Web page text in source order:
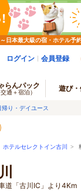
日本最大級の宿・ホテル予
ログイン 会員登録
らんパック
通＋宿泊） 遊び
帰り・デイユース
ホテルセレクトイン古川 >
道「古川IC」より4Km